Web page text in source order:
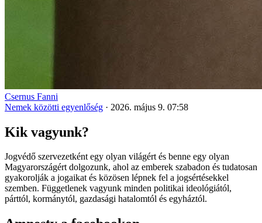
Csernus Fanni
Nemek közötti egyenlőség · 2026. május 9. 07:58
Kik vagyunk?
Jogvédő szervezetként egy olyan világért és benne egy olyan
Magyarországért dolgozunk, ahol az emberek szabadon és tudatosan
gyakorolják a jogaikat és közösen lépnek fel a jogsértésekkel
szemben. Függetlenek vagyunk minden politikai ideológiától,
párttól, kormánytól, gazdasági hatalomtól és egyháztól.